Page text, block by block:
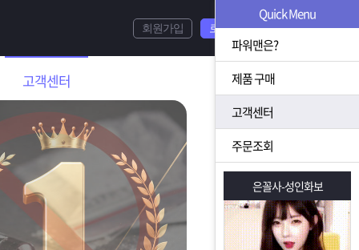
고객센터
회원가입 로그인
Quick Menu
파워맨은?
제품 구매
고객센터
주문조회
은꼴사-성인화보 은꼴사-성인화보